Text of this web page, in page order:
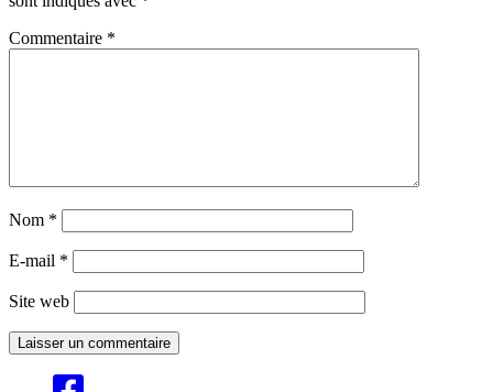
Commentaire *
Nom *
E-mail *
Site web